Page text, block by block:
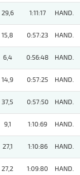
29,6 1:11:17 HAND.
15,8 0:57:23 HAND.
6,4 0:56:48 HAND.
14,9 0:57:25 HAND.
37,5 0:57:50 HAND.
9,1 1:10:69 HAND.
27,1 1:10:86 HAND.
27,2 1:09:80 HAND.